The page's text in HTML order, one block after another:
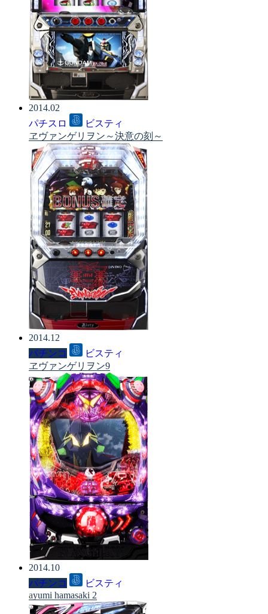
2014.02
パチスロ
ビスティ
ヱヴァンゲリヲン～決意の刻～
2014.12
パチンコ
ビスティ
ヱヴァンゲリヲン9
2014.10
パチンコ
ビスティ
ayumi hamasaki 2